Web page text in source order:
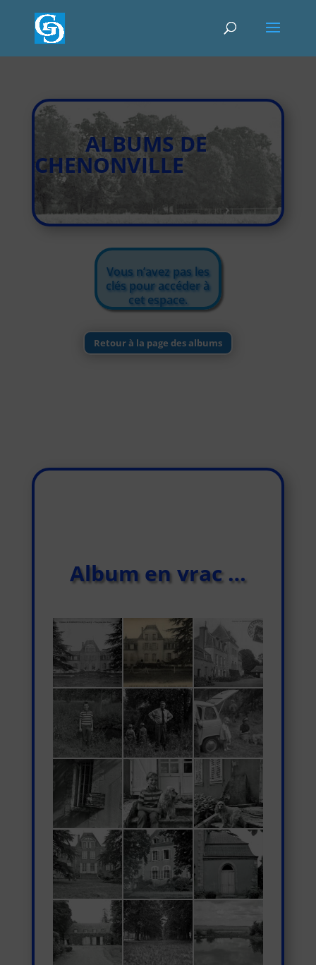
ALBUMS DE
CHENONVILLE
Vous n’avez pas les
clés pour accéder à
cet espace.
Retour à la page des albums
Album en vrac …